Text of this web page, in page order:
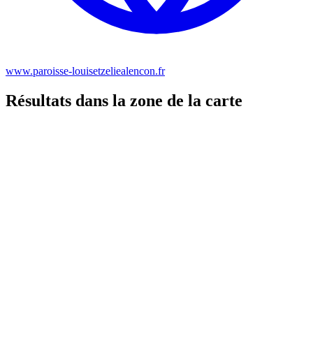
www.paroisse-louisetzeliealencon.fr
Résultats dans la zone de la carte